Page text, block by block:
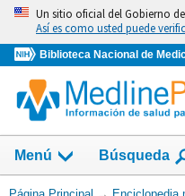
Omita
vaya
al
Contenido
Un sitio oficial del Gobierno
Así es como usted puede
Biblioteca Nacional de
Menú Búsqueda